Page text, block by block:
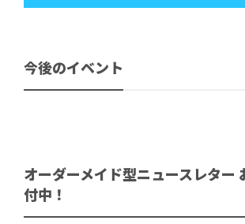
今後のイベント
オーダーメイド型ニュースレター
付中！